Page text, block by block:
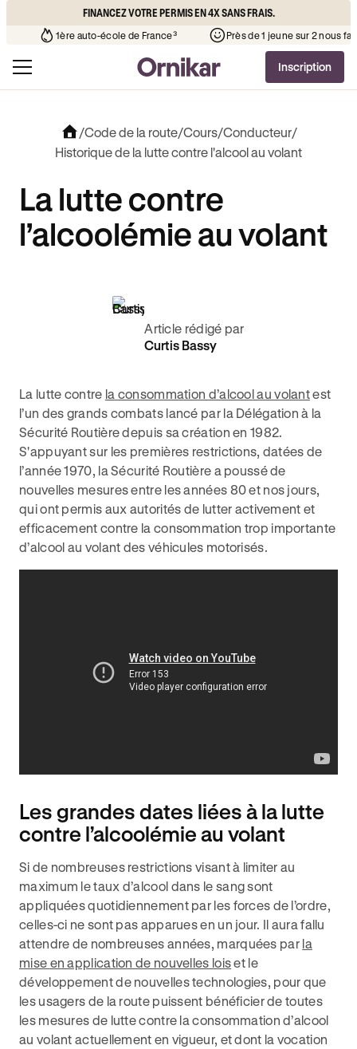
FINANCEZ VOTRE PERMIS EN 4X SANS FRAIS.
école de votre quartier¹ 1ère auto-école de France³
Inscription
/Code de la route/Cours/Conducteur/
Historique de la lutte contre l'alcool au volant
La lutte contre
l’alcoolémie au volant
Article rédigé par
Curtis Bassy
La lutte contre la consommation d’alcool au volantest
l’un des grands combats lancé par la Délégation à la
Sécurité Routière depuis sa création en 1982.
S'appuyant sur les premières restrictions, datées de
l’année 1970, la Sécurité Routière a poussé de
nouvelles mesures entre les années 80 et nos jours,
qui ont permis aux autorités de lutter activement et
efficacement contre la consommation trop importante
d’alcool au volant des véhicules motorisés.
Les grandes dates liées à la lutte
contre l’alcoolémie au volant
Si de nombreuses restrictions visant à limiter au
maximum le taux d’alcool dans le sang sont
appliquées quotidiennement par les forces de l’ordre,
celles-ci ne sont pas apparues en un jour. Il aura fallu
attendre de nombreuses années, marquées par la
mise en application de nouvelles loiset le
développement de nouvelles technologies, pour que
les usagers de la route puissent bénéficier de toutes
les mesures de lutte contre la consommation d’alcool
au volant actuellement en vigueur, et dont la vocation